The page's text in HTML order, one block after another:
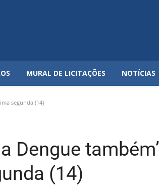
MURAL DE LICITAÇÕES NOTÍCIAS
segunda (14)
Dengue também’
(14)